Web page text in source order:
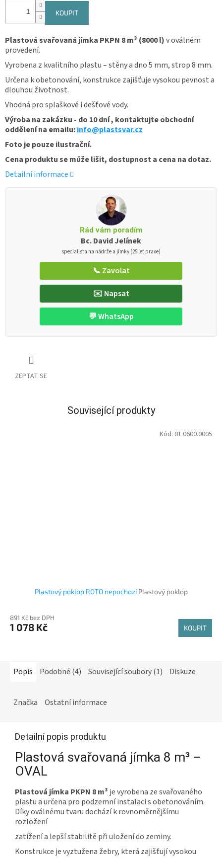
KOUPIT
Plastová svařovaná jímka PKPN 8 m³ (8000 l)v oválném
provedení.
Vyrobena z kvalitního plastu – stěny a dno 5 mm, strop 8 mm.
Určena k obetonování, konstrukce zajišťuje vysokou pevnost a
dlouhou životnost.
Vhodná pro splaškové i dešťové vody.
Výroba na zakázku - do 10 dní , kontaktujte obchodní
oddělení na emailu:info@plastsvar.cz
Foto je pouze ilustrační.
Cena produktu se může lišit, dostupnost a cena na dotaz.
Detailní informace
Rád vám poradím
Bc. David Jelínek
specialista na nádrže a jímky (25 let praxe)
📞 Zavolat
✉️ Napsat
💬 WhatsApp
ZEPTAT SE
Související produkty
Plastový poklop ROTO nepochozíPlastový poklop
891 Kč bez DPH
1 078 Kč KOUPIT
Kód: 01.0600.0005
Popis Podobné (4) Související soubory (1) Diskuze
Značka Ostatní informace
Detailní popis produktu
Plastová svařovaná jímka 8 m³ –
OVAL
Plastová jímka PKPN 8 m³ je vyrobena ze svařovaného
plastu a určena pro podzemní instalaci s obetonováním.
Díky oválnému tvaru dochází k rovnoměrnějšímu
rozložení
zatížení a lepší stabilitě při uložení do zeminy.
Konstrukce je vyztužena žebry, která zajišťují vysokou